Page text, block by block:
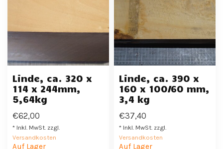
Linde, ca. 320 x
114 x 244mm,
5,64kg
€62,00
* Inkl. MwSt. zzgl.
Versandkosten
Auf Lager
Linde, ca. 390 x
160 x 100/60 mm,
3,4 kg
€37,40
* Inkl. MwSt. zzgl.
Versandkosten
Auf Lager